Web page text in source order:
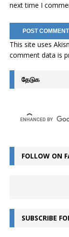
next time I
This site uses
comment data is
தேடுக
FOLLOW ON
SUBSCRIBE